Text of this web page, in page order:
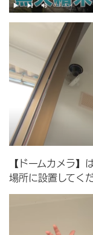
【ドームカメラ
場所に設置してく